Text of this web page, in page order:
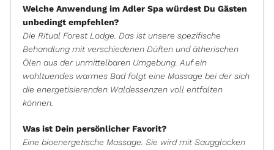
Welche Anwendung im Adler Spa würdest Du Gästen
unbedingt empfehlen?
Die Ritual Forest Lodge. Das ist unsere spezifische
Behandlung mit verschiedenen Düften und ätherischen
Ölen aus der unmittelbaren Umgebung. Auf ein
wohltuendes warmes Bad folgt eine Massage bei der sich
die energetisierenden Waldessenzen voll entfalten
können.
Was ist Dein persönlicher Favorit?
Eine bioenergetische Massage. Sie wird mit Saugglocken